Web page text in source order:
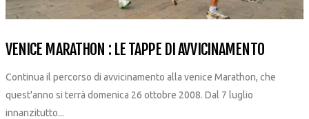
VENICE MARATHON : LE TAPPE DI AVVICINAMENTO
Continua il percorso di avvicinamento alla venice Marathon, che
quest'anno si terrà domenica 26 ottobre 2008. Dal 7 luglio
innanzitutto...